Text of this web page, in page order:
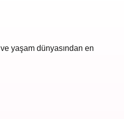
yaşam dünyasından en